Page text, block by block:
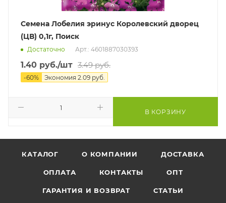
Семена Лобелия эринус Королевский дворец
(ЦВ) 0,1г, Поиск
Достаточно Арт.: 4601887030393
1.40 руб./шт 3.49руб.
-60% Экономия 2.09 руб.
В КОРЗИНУ
КАТАЛОГ О КОМПАНИИ ДОСТАВКА
ОПЛАТА КОНТАКТЫ ОПТ
ГАРАНТИЯ И ВОЗВРАТ СТАТЬИ